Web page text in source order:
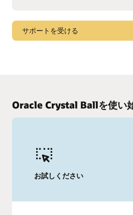
インプットに値の範囲を簡単に割
率を予測することができます。不
果を効果的に表示および伝達しま
Crystal Ballの価格を表示
パンフレット: Crystal Ballの
ーション（PDF）
サポートを受ける
My Oracle Supportへのサインイン
Oracleサポート
Oracle Crystal Ballを使い
お試しください